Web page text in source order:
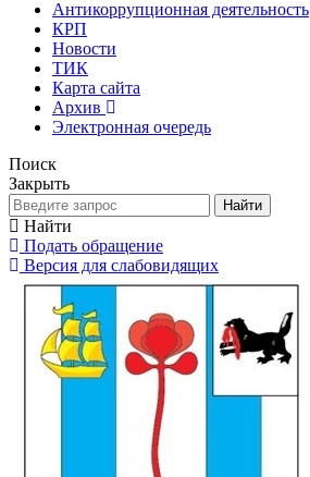
Антикоррупционная деятельность
КРП
Новости
ТИК
Карта сайта
Архив
Электронная очередь
Поиск
Закрыть
Найти
Найти
Подать обращение
Версия для слабовидящих